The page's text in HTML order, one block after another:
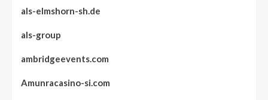
als-elmshorn-sh.de
als-group
ambridgeevents.com
Amunracasino-si.com